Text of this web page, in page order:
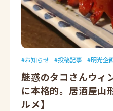
お知らせ 投稿記事 明光企
魅惑のタコさんウィ
に本格的。居酒屋山
ルメ】